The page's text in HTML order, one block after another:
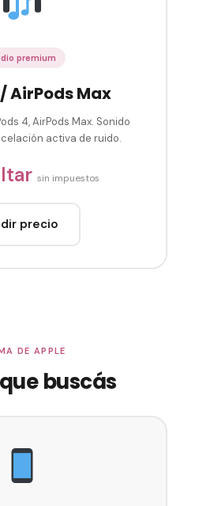
premium
AirPods Max
4, AirPods Max. Sonido
activa de ruido.
sin impuestos
precio
DE APPLE
buscás